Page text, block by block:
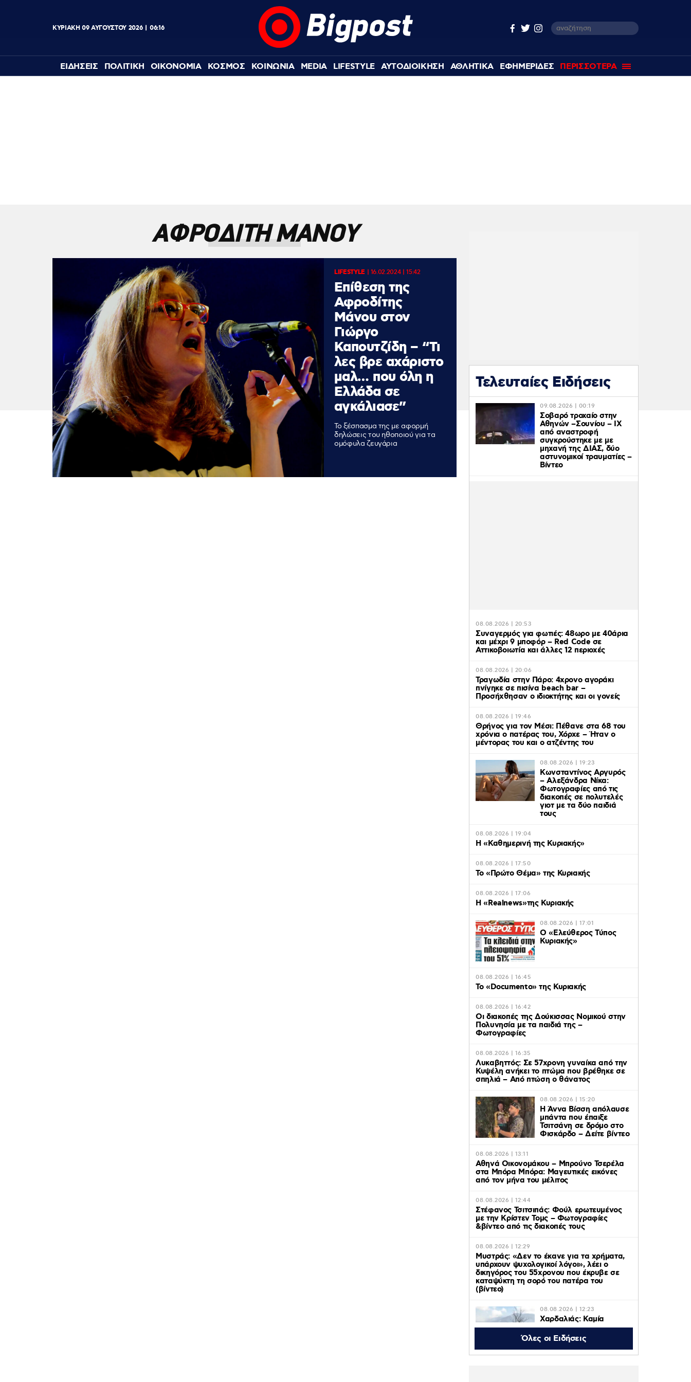
ΚΥΡΙΑΚΗ 09 ΑΥΓΟΥΣΤΟΥ 2026 06:16
ΕΙΔΗΣΕΙΣ ΠΟΛΙΤΙΚΗ ΟΙΚΟΝΟΜΙΑ ΚΟΣΜΟΣ ΚΟΙΝΩΝΙΑ MEDIA LIFESTYLE ΑΥΤΟΔΙΟΙΚΗΣΗ ΑΘΛΗΤΙΚΑ ΕΦΗΜΕΡΙΔΕΣ ΠΕΡΙΣΣΟΤΕΡΑ
ΑΦΡΟΔΙΤΗ ΜΑΝΟΥ
LIFESTYLE| 16.02.2024 | 15:42
Eπίθεση της
Αφροδίτης
Μάνου στον
Γιώργο
Καπουτζίδη – “Τι
λες βρε αχάριστο
μαλ… που όλη η
Ελλάδα σε
αγκάλιασε”
Το ξέσπασμα της με αφορμή
δηλώσεις του ηθοποιού για τα
ομόφυλα ζευγάρια
Τελευταίες Ειδήσεις
09.08.2026 | 00:19
Σοβαρό τροχαίο στην
Αθηνών –Σουνίου – ΙΧ
από αναστροφή
συγκρούστηκε με με
μηχανή της ΔΙΑΣ, δύο
αστυνομικοί τραυματίες –
Βίντεο
08.08.2026 | 20:53
Συναγερμός για φωτιές: 48ωρο με 40άρια
και μέχρι 9 μποφόρ – Red Code σε
Αττικοβοιωτία και άλλες 12 περιοχές
08.08.2026 | 20:06
Τραγωδία στην Πάρο: 4χρονο αγοράκι
πνίγηκε σε πισίνα beach bar –
Προσήχθησαν ο ιδιοκτήτης και οι γονείς
08.08.2026 | 19:46
Θρήνος για τον Μέσι: Πέθανε στα 68 του
χρόνια ο πατέρας του, Χόρχε – Ήταν ο
μέντορας του και ο ατζέντης του
08.08.2026 | 19:23
Κωνσταντίνος Αργυρός
– Αλεξάνδρα Νίκα:
Φωτογραφίες από τις
διακοπές σε πολυτελές
γιοτ με τα δύο παιδιά
τους
08.08.2026 | 19:04
H «Καθημερινή της Κυριακής»
08.08.2026 | 17:50
Το «Πρώτο Θέμα» της Κυριακής
08.08.2026 | 17:06
Η «Realnews»της Κυριακής
08.08.2026 | 17:01
Ο «Eλεύθερος Τύπος
Κυριακής»
08.08.2026 | 16:45
Το «Documento» της Κυριακής
08.08.2026 | 16:42
Οι διακοπές της Δούκισσας Νομικού στην
Πολυνησία με τα παιδιά της –
Φωτογραφίες
08.08.2026 | 16:35
Λυκαβηττός: Σε 57χρονη γυναίκα από την
Κυψέλη ανήκει το πτώμα που βρέθηκε σε
σπηλιά – Από πτώση ο θάνατος
08.08.2026 | 15:20
Η Άννα Βίσση απόλαυσε
μπάντα που έπαιξε
Τσιτσάνη σε δρόμο στο
Φισκάρδο – Δείτε βίντεο
08.08.2026 | 13:11
Αθηνά Οικονομάκου – Μπρούνο Τσερέλα
στα Μπόρα Μπόρα: Mαγευτικές εικόνες
από τον μήνα του μέλιτος
08.08.2026 | 12:44
Στέφανος Τσιτσιπάς: Φούλ ερωτευμένος
με την Κρίστεν Τομς – Φωτογραφίες
&βίντεο από τις διακοπές τους
08.08.2026 | 12:29
Μυστράς: «Δεν το έκανε για τα χρήματα,
υπάρχουν ψυχολογικοί λόγοι», λέει ο
δικηγόρος του 55χρονου που έκρυβε σε
καταψύκτη τη σορό του πατέρα του
(βίντεο)
08.08.2026 | 12:23
Χαρδαλιάς: Καμία
ανεμογεννήτρια σε
καμένες και
αναδασωτέες περιοχές
της Αττικής
Όλες οι Ειδήσεις